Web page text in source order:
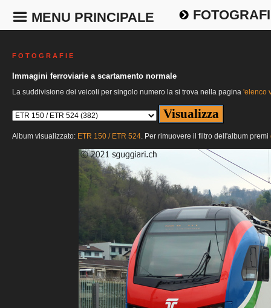
MENU PRINCIPALE
F O T O G R A F I E
Immagini ferroviarie a scartamento normale
La suddivisione dei veicoli per singolo numero la si trova nella pagina 'elenco
Album visualizzato: ETR 150 / ETR 524. Per rimuovere il filtro dell'album premi